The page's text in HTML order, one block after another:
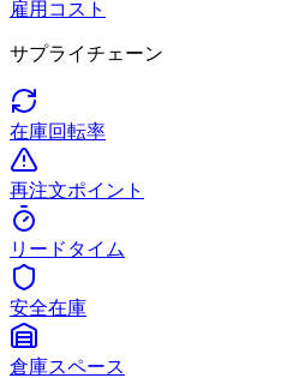
雇用コスト
サプライチェーン
在庫回転率
再注文ポイント
リードタイム
安全在庫
倉庫スペース